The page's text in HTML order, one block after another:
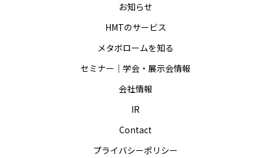
お知らせ
HMTのサービス
メタボロームを知る
セミナー｜学会・展示会情報
会社情報
IR
Contact
プライバシーポリシー